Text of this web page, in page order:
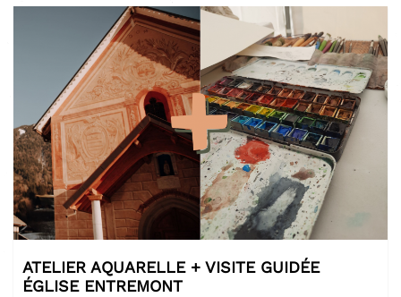
ATELIER AQUARELLE + VISITE GUIDÉE
ÉGLISE ENTREMONT